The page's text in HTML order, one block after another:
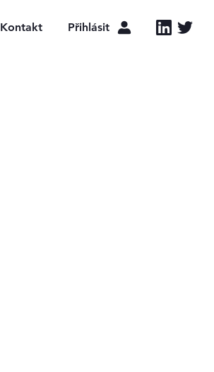
Kontakt Přihlásit LinkedInTwitter